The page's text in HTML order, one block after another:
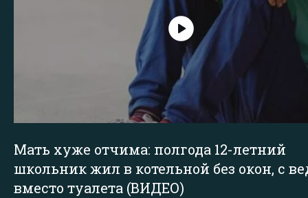
Мать хуже отчима: полгода 12-летний
школьник жил в котельной без окон, с
вместо туалета (ВИДЕО)